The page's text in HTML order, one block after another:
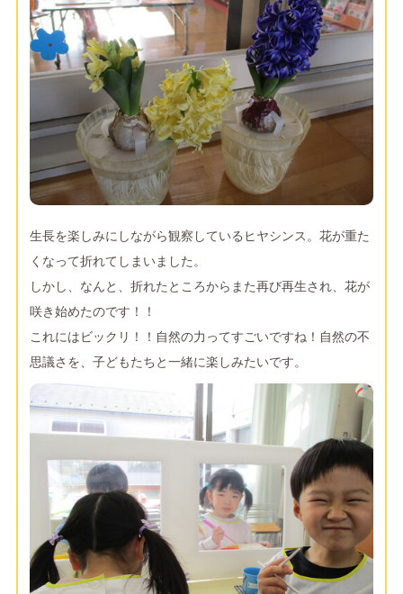
生長を楽しみにしながら観察しているヒヤシンス。花が重た
くなって折れてしまいました。
しかし、なんと、折れたところからまた再び再生され、花が
咲き始めたのです！！
これにはビックリ！！自然の力ってすごいですね！自然の不
思議さを、子どもたちと一緒に楽しみたいです。